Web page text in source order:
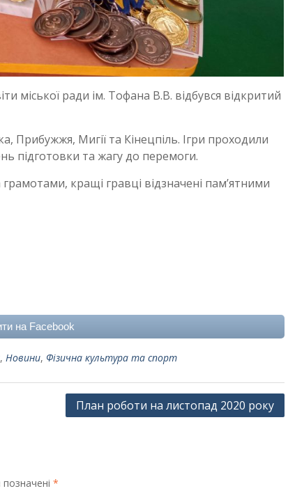
міської ради ім. Тофана В.В. відбувся відкритий
Прибужжя, Мигії та Кінецпіль. Ігри проходили
підготовки та жагу до перемоги.
кращі гравці відзначені пам’ятними
на Facebook
, Новини, Фізична культура та спорт
План роботи на листопад 2020 року
*